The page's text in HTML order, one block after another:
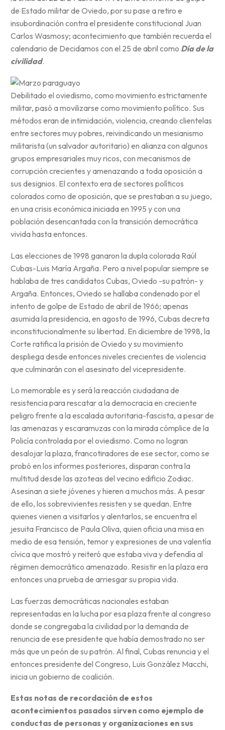
de Estado militar de Oviedo, por su pase a retiro e
insubordinación contra el presidente constitucional Juan
Carlos Wasmosy; acontecimiento que también recuerda el
calendario de Decidamos con el 25 de abril como Día de la
civilidad.
Debilitado el oviedismo, como movimiento estrictamente
militar, pasó a movilizarse como movimiento político. Sus
métodos eran de intimidación, violencia, creando clientelas
entre sectores muy pobres, reivindicando un mesianismo
militarista (un salvador autoritario) en alianza con algunos
grupos empresariales muy ricos, con mecanismos de
corrupción crecientes y amenazando a toda oposición a
sus designios. El contexto era de sectores políticos
colorados como de oposición, que se prestaban a su juego,
en una crisis económica iniciada en 1995 y con una
población desencantada con la transición democrática
vivida hasta entonces.
Las elecciones de 1998 ganaron la dupla colorada Raúl
Cubas-Luis María Argaña. Pero a nivel popular siempre se
hablaba de tres candidatos Cubas, Oviedo -su patrón- y
Argaña. Entonces, Oviedo se hallaba condenado por el
intento de golpe de Estado de abril de 1966; apenas
asumida la presidencia, en agosto de 1996, Cubas decreta
inconstitucionalmente su libertad. En diciembre de 1998, la
Corte ratifica la prisión de Oviedo y su movimiento
despliega desde entonces niveles crecientes de violencia
que culminarán con el asesinato del vicepresidente.
Lo memorable es y será la reacción ciudadana de
resistencia para rescatar a la democracia en creciente
peligro frente a la escalada autoritaria-fascista, a pesar de
las amenazas y escaramuzas con la mirada cómplice de la
Policía controlada por el oviedismo. Como no logran
desalojar la plaza, francotiradores de ese sector, como se
probó en los informes posteriores, disparan contra la
multitud desde las azoteas del vecino edificio Zodiac.
Asesinan a siete jóvenes y hieren a muchos más. A pesar
de ello, los sobrevivientes resisten y se quedan. Entre
quienes vienen a visitarlos y alentarlos, se encuentra el
jesuita Francisco de Paula Oliva, quien oficia una misa en
medio de esa tensión, temor y expresiones de una valentía
cívica que mostró y reiteró que estaba viva y defendía al
régimen democrático amenazado. Resistir en la plaza era
entonces una prueba de arriesgar su propia vida.
Las fuerzas democráticas nacionales estaban
representadas en la lucha por esa plaza frente al congreso
donde se congregaba la civilidad por la demanda de
renuncia de ese presidente que había demostrado no ser
más que un peón de su patrón. Al final, Cubas renuncia y el
entonces presidente del Congreso, Luis González Macchi,
inicia un gobierno de coalición.
Estas notas de recordación de estos
acontecimientos pasados sirven como ejemplo de
conductas de personas y organizaciones en sus